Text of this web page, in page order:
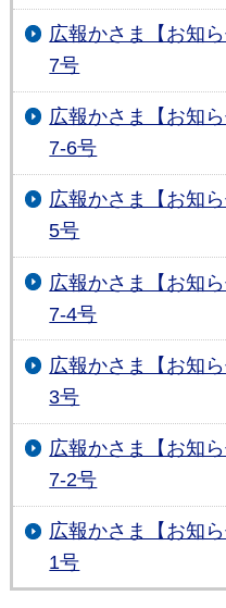
広報かさま【お知
7号
広報かさま【お知
7-6号
広報かさま【お知
5号
広報かさま【お知
7-4号
広報かさま【お知
3号
広報かさま【お知
7-2号
広報かさま【お知
1号